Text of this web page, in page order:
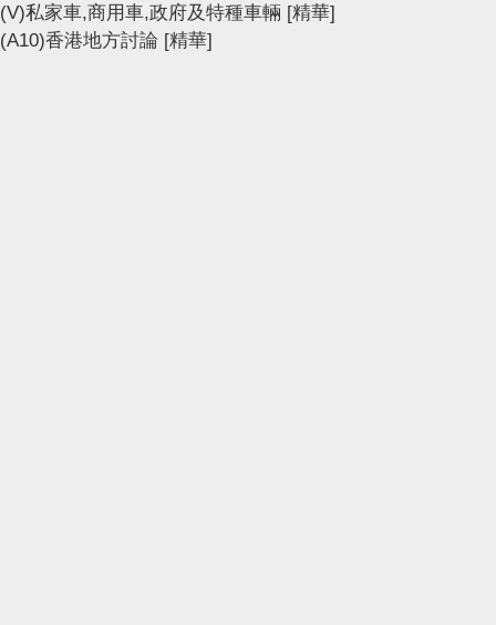
(V)私家車,商用車,政府及特種車輛 [精華]
(A10)香港地方討論 [精華]